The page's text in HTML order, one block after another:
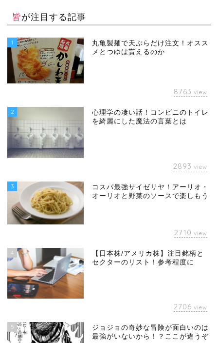
皆が注目する記事
1
丸亀製麺で天ぷらだけ注文！オスス
メとつゆは貰えるのか
8763 view
2
心理学の凄い話！コンビニのトイレ
を綺麗にした魔法の言葉とは
2893 view
3
コスパ最強サイゼリヤ！アーリオ・
オーリオと野菜のソースで楽しもう
2710 view
4
【日本株/アメリカ株】注目銘柄と
セクターのリスト！参考程度に
2706 view
5
ジョジョの奇妙な冒険が面白いのは
最強がいないから！？ここが違うぞ